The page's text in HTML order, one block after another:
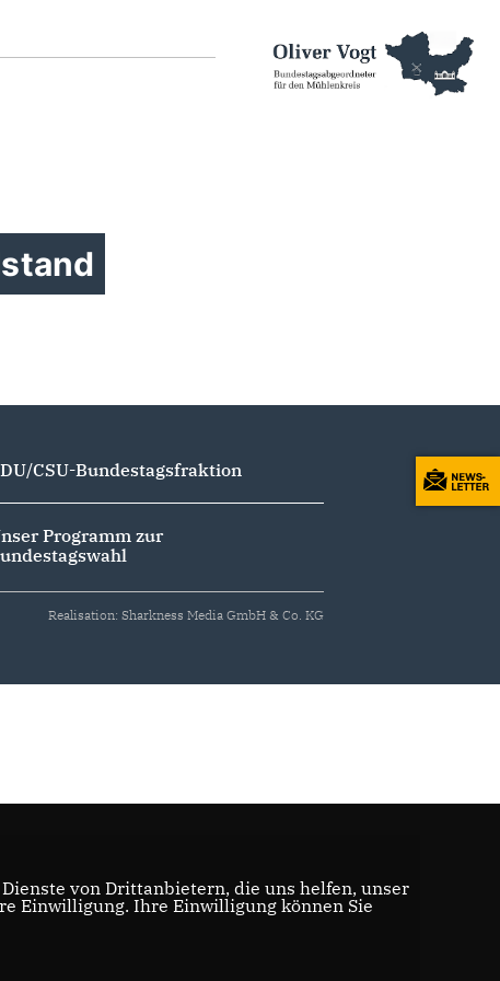
CSU-Bundestagsfraktion
Programm zur
Realisation: Sharkness Media GmbH & Co. KG
von Drittanbietern, die uns helfen, unser
Einwilligung. Ihre Einwilligung können Sie